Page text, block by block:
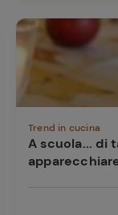
Trend in cucina
A scuola... di